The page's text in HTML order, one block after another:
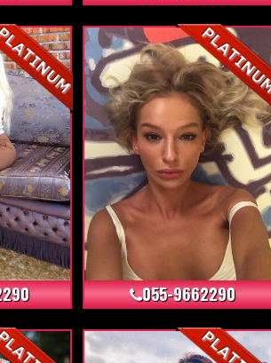
+6
055-9662290